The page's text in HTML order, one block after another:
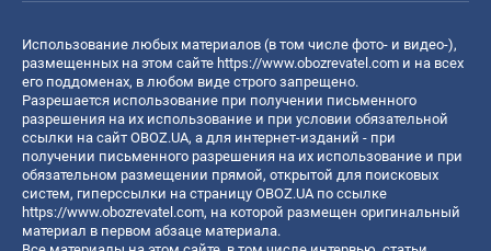
Использование любых материалов (в том числе фото- и видео-),
размещенных на этом сайте https://www.obozrevatel.com и на всех
его поддоменах, в любом виде строго запрещено.
Разрешается использование при получении письменного
разрешения на их использование и при условии обязательной
ссылки на сайт OBOZ.UA, а для интернет-изданий - при
получении письменного разрешения на их использование и при
обязательном размещении прямой, открытой для поисковых
систем, гиперссылки на страницу OBOZ.UA по ссылке
https://www.obozrevatel.com, на которой размещен оригинальный
материал в первом абзаце материала.